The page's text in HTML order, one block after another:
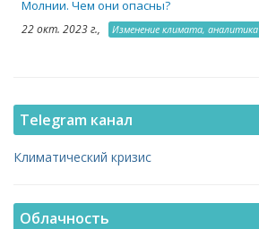
Молнии. Чем они опасны?
22 окт. 2023 г., Изменение климата, аналитика
Telegram канал
Климатический кризис
Облачность